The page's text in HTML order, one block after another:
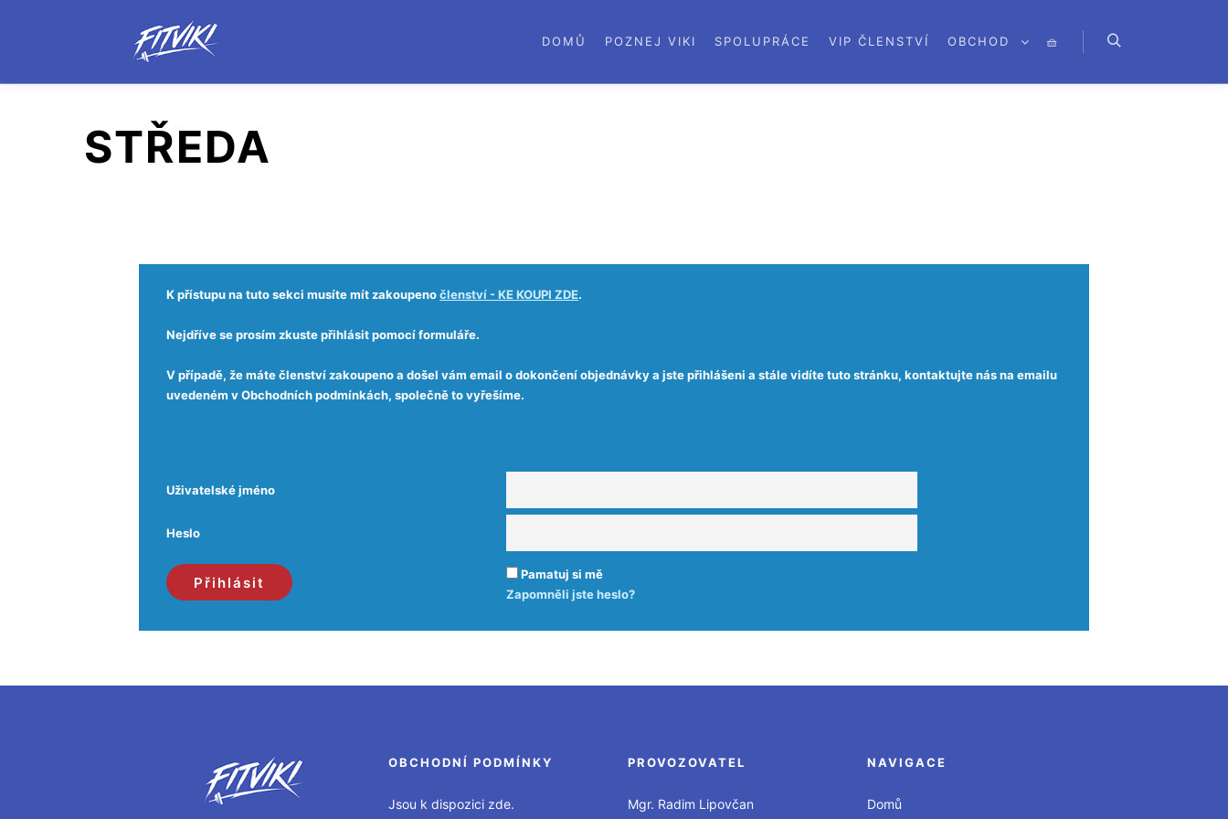
DOMŮ POZNEJ VIKI SPOLUPRÁCE VIP ČLENSTVÍ OBCHOD 🧺
STŘEDA
K přístupu na tuto sekci musíte mít zakoupenočlenství - KE KOUPI ZDE.
Nejdříve se prosím zkuste přihlásit pomocí formuláře.
V případě, že máte členství zakoupeno a došel vám email o dokončení objednávky a jste přihlášeni a stále vidíte tuto stránku, kontaktujte nás na emailu
uvedeném v Obchodních podmínkách, společně to vyřešíme.
Uživatelské jméno
Heslo
Pamatuj si mě
Zapomněli jste heslo?
OBCHODNÍ PODMÍNKY
Jsou k dispozici zde.
PROVOZOVATEL
Mgr. Radim Lipovčan
NAVIGACE
Domů